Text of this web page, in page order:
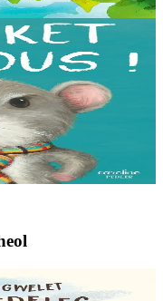
o chom. Brudet eo
logodenn ar vro. Un